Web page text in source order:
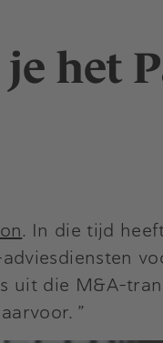
het
. In die tijd
uit die M&A-
”